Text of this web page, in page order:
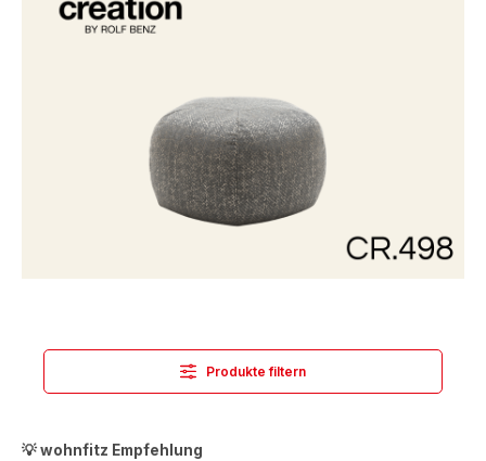
Produkte filtern
💡 wohnfitz Empfehlung